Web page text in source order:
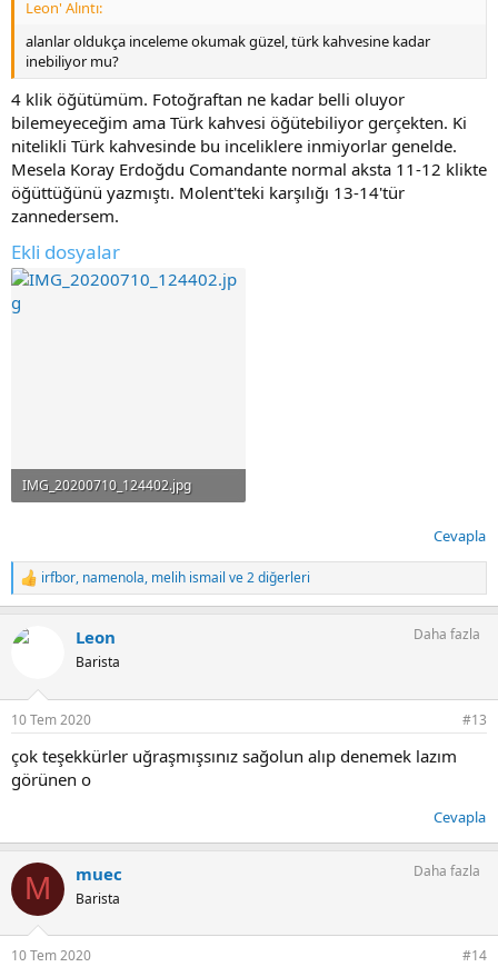
Leon' Alıntı:
alanlar oldukça inceleme okumak güzel, türk kahvesine kadar
inebiliyor mu?
4 klik öğütümüm. Fotoğraftan ne kadar belli oluyor
bilemeyeceğim ama Türk kahvesi öğütebiliyor gerçekten. Ki
nitelikli Türk kahvesinde bu inceliklere inmiyorlar genelde.
Mesela Koray Erdoğdu Comandante normal aksta 11-12 klikte
öğüttüğünü yazmıştı. Molent'teki karşılığı 13-14'tür
zannedersem.
Ekli dosyalar
IMG_20200710_124402.jpg
Cevapla
T
e
k
:
irfbor, namenola, melih ismail ve 2 diğerleri
Leon
Barista
Daha fazla
10 Tem 2020 #13
çok teşekkürler uğraşmışsınız sağolun alıp denemek lazım
görünen o
Cevapla
M muec
Barista
Daha fazla
10 Tem 2020 #14